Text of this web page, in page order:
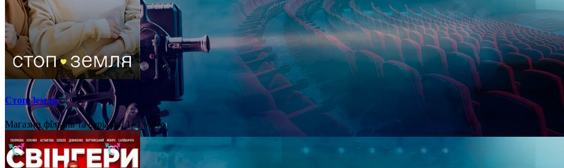
Стоп-Земля
Магазин фільмів та серіалів, 1+1 video